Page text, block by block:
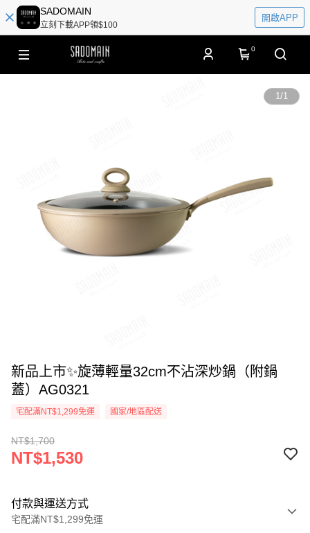
SADOMAIN
立刻下載APP領$100
開啟APP
0
1/1
新品上市✨旋薄輕量32cm不沾深炒鍋（附鍋
蓋）AG0321
宅配滿NT$1,299免運 國家/地區配送
NT$1,700
NT$1,530
付款與運送方式
宅配滿NT$1,299免運